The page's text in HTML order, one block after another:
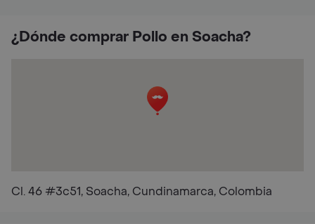
¿Dónde comprar Pollo en Soacha?
Cl. 46 #3c51, Soacha, Cundinamarca, Colombia